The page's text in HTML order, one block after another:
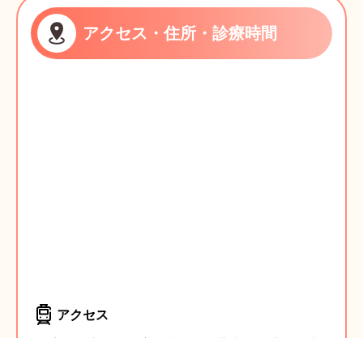
アクセス・住所・診療時間
アクセス